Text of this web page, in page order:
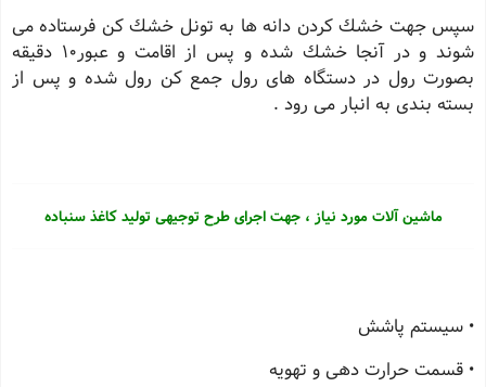
سپس جهت خشك كردن دانه ها به تونل خشك كن فرستاده می
شوند و در آنجا خشك شده و پس از اقامت و عبور10 دقیقه
بصورت رول در دستگاه های رول جمع كن رول شده و پس از
بسته بندی به انبار می رود .
ماشین آلات مورد نیاز ، جهت اجرای طرح توجیهی تولید کاغذ سنباده
• سیستم پاشش
• قسمت حرارت دهی و تهویه